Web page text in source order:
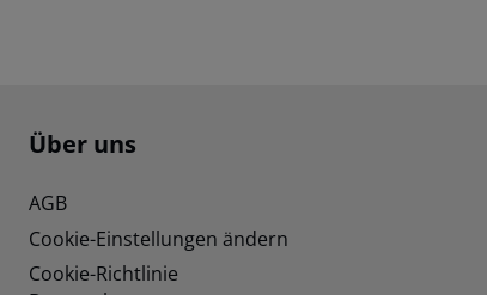
Footer navigation
Über uns
AGB
Cookie-Einstellungen ändern
Cookie-Richtlinie